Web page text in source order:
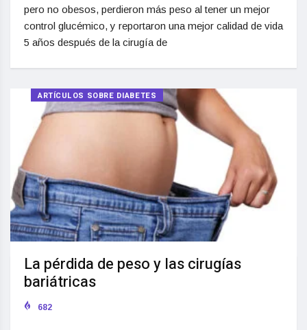
pero no obesos, perdieron más peso al tener un mejor
control glucémico, y reportaron una mejor calidad de vida
5 años después de la cirugía de
ARTÍCULOS SOBRE DIABETES
La pérdida de peso y las cirugías
bariátricas
682